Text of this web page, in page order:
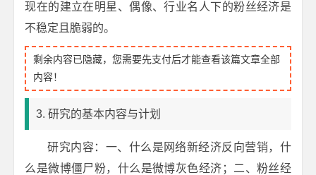
现在的建立在明星、偶像、行业名人下的粉丝经济是
不稳定且脆弱的。
剩余内容已隐藏，您需要先支付后才能查看该篇文章全部
内容！
3. 研究的基本内容与计划
研究内容：一、什么是网络新经济反向营销，什
么是微博僵尸粉，什么是微博灰色经济；二、粉丝经